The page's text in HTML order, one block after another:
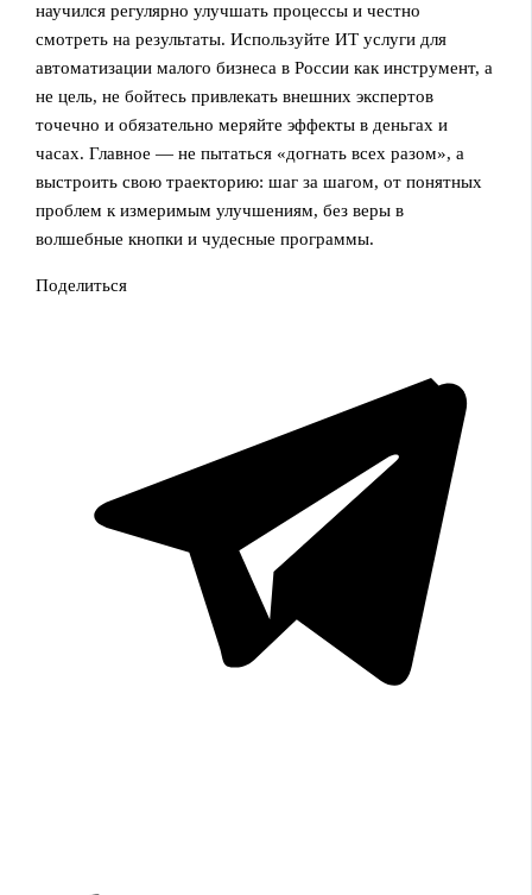
научился регулярно улучшать процессы и честно
смотреть на результаты. Используйте ИТ услуги для
автоматизации малого бизнеса в России как инструмент, а
не цель, не бойтесь привлекать внешних экспертов
точечно и обязательно меряйте эффекты в деньгах и
часах. Главное — не пытаться «догнать всех разом», а
выстроить свою траекторию: шаг за шагом, от понятных
проблем к измеримым улучшениям, без веры в
волшебные кнопки и чудесные программы.
Поделиться